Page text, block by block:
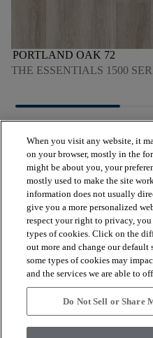
PORTLAND OAK 72
THE ESSENTIALS 1500
VOIR LES PRODUITS
OUTILS UTILES
À PROPOS DE NOUS
When you visit any website, it
on your browser, mostly in the
might be about you, your
mostly used to make the site
information does not usually
give you a more personalized
respect your right to privacy,
types of cookies. Click on the
out more and change our
some types of cookies may
and the services we are able to
Do Not Sell or Share